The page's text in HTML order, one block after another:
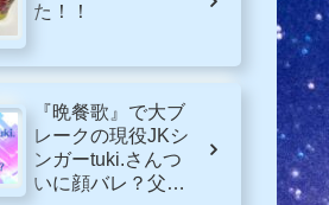
た！！
『晩餐歌』で大ブ
レークの現役JKシ
ンガーtuki.さんつ
いに顔バレ？父親